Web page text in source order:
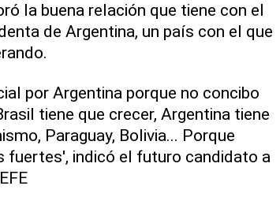
la buena relación que tiene con el
de Argentina, un país con el que
por Argentina porque no concibo
tiene que crecer, Argentina tiene
Paraguay, Bolivia... Porque
fuertes', indicó el futuro candidato a